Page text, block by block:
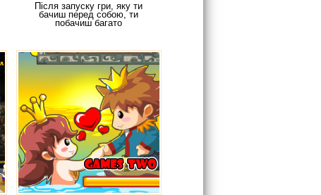
Після запуску гри, яку ти
бачиш перед собою, ти
побачиш багато